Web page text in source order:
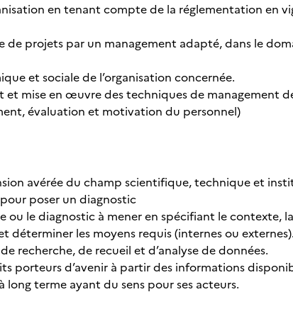
en tenant compte de la réglementation en
de projets par un management adapté, dans le
et sociale de l’organisation concernée.
mise en œuvre des techniques de management
évaluation et motivation du personnel)
avérée du champ scientifique, technique et
poser un diagnostic
ou le diagnostic à mener en spécifiant le contexte,
déterminer les moyens requis (internes ou externes).
recherche, de recueil et d’analyse de données.
porteurs d’avenir à partir des informations
terme ayant du sens pour ses acteurs.